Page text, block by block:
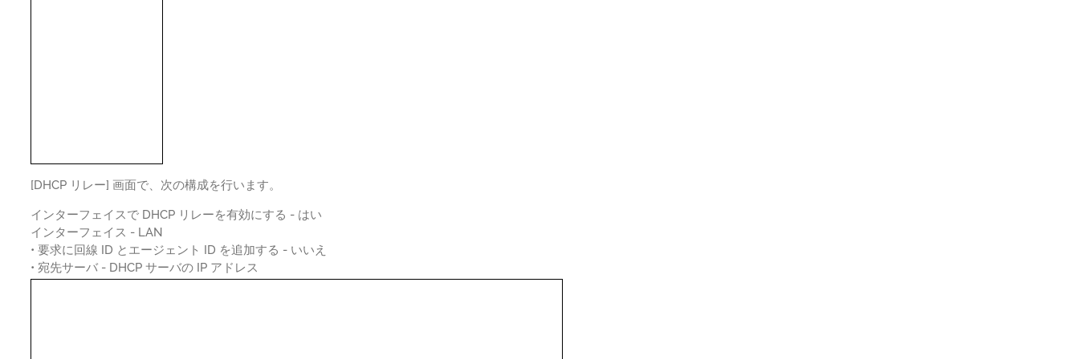
[DHCP リレー] 画面で、次の構成を行います。
インターフェイスで DHCP リレーを有効にする - はい
インターフェイス - LAN
• 要求に回線 ID とエージェント ID を追加する - いいえ
• 宛先サーバ - DHCP サーバの IP アドレス